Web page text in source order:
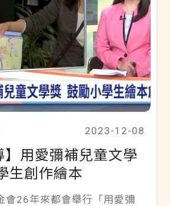
2023-12-08
】用愛彌補兒童文學
生創作繪本
會26年來都會舉行「用愛彌